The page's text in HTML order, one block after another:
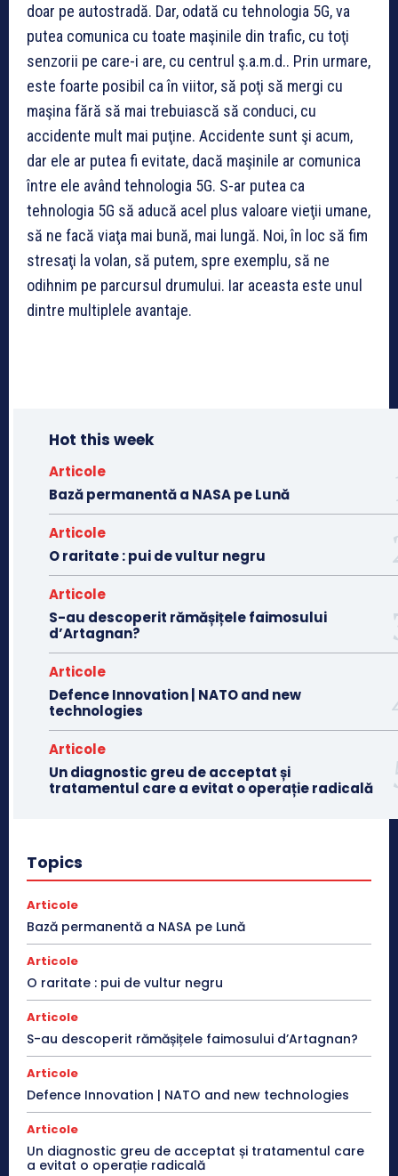
doar pe autostradă. Dar, odată cu tehnologia 5G, va
putea comunica cu toate maşinile din trafic, cu toţi
senzorii pe care-i are, cu centrul ş.a.m.d.. Prin urmare,
este foarte posibil ca în viitor, să poţi să mergi cu
maşina fără să mai trebuiască să conduci, cu
accidente mult mai puţine. Accidente sunt şi acum,
dar ele ar putea fi evitate, dacă maşinile ar comunica
între ele având tehnologia 5G. S-ar putea ca
tehnologia 5G să aducă acel plus valoare vieţii umane,
să ne facă viaţa mai bună, mai lungă. Noi, în loc să fim
stresaţi la volan, să putem, spre exemplu, să ne
odihnim pe parcursul drumului. Iar aceasta este unul
dintre multiplele avantaje.
Hot this week
Articole
Bază permanentă a NASA pe Lună
Articole
O raritate : pui de vultur negru
Articole
S-au descoperit rămășițele faimosului
d’Artagnan?
Articole
Defence Innovation | NATO and new
technologies
Articole
Un diagnostic greu de acceptat și
tratamentul care a evitat o operație radicală
Topics
Articole
Bază permanentă a NASA pe Lună
Articole
O raritate : pui de vultur negru
Articole
S-au descoperit rămășițele faimosului d’Artagnan?
Articole
Defence Innovation | NATO and new technologies
Articole
Un diagnostic greu de acceptat și tratamentul care
a evitat o operație radicală